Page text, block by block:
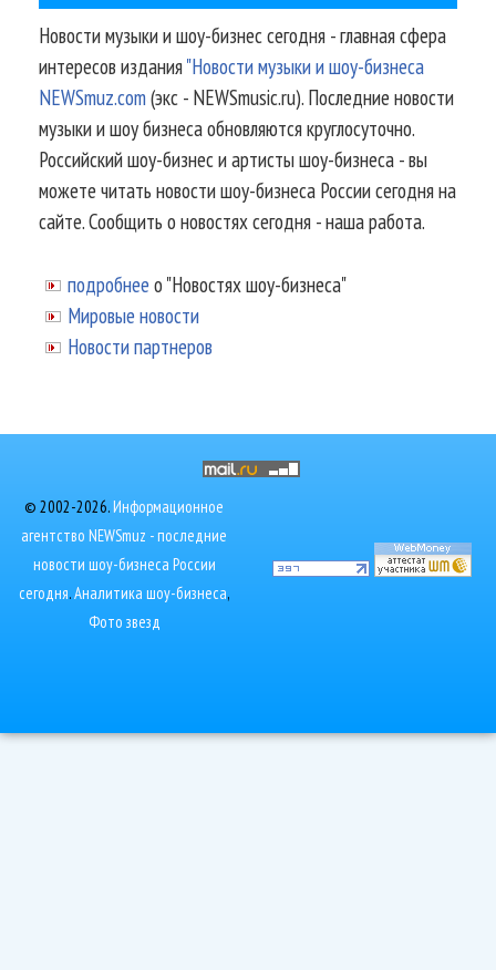
Новости музыки и шоу-бизнес сегодня - главная сфера
интересов издания"Новости музыки и шоу-бизнеса
NEWSmuz.com(экс - NEWSmusic.ru). Последние новости
музыки и шоу бизнеса обновляются круглосуточно.
Российский шоу-бизнес и артисты шоу-бизнеса - вы
можете читать новости шоу-бизнеса России сегодня на
сайте. Сообщить о новостях сегодня - наша работа.
подробнее о "Новостях шоу-бизнеса"
Мировые новости
Новости партнеров
© 2002-2026.Информационное
агентство NEWSmuz - последние
новости шоу-бизнеса России
сегодня.Аналитика шоу-бизнеса,
Фото звезд